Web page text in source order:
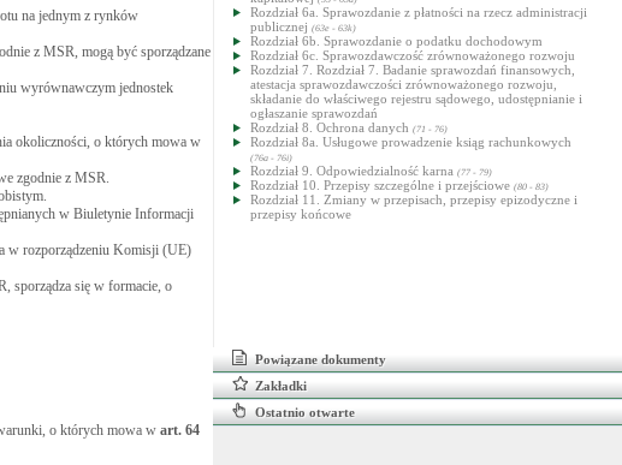
na jednym z rynków
z MSR, mogą być sporządzane
wyrównawczym jednostek
okoliczności, o których mowa w
zgodnie z MSR.
w Biuletynie Informacji
w rozporządzeniu Komisji (UE)
sporządza się w formacie, o
o których mowa w art. 64
Rozdział 6a. Sprawozdanie z płatności na rzecz administracji
publicznej (63e - 63k)
Rozdział 6b. Sprawozdanie o podatku dochodowym
Rozdział 6c. Sprawozdawczość zrównoważonego rozwoju
Rozdział 7. Rozdział 7. Badanie sprawozdań finansowych,
atestacja sprawozdawczości zrównoważonego rozwoju,
składanie do właściwego rejestru sądowego, udostępnianie i
ogłaszanie sprawozdań
Rozdział 8. Ochrona danych (71 - 76)
Rozdział 8a. Usługowe prowadzenie ksiąg rachunkowych
(76a - 76i)
Rozdział 9. Odpowiedzialność karna (77 - 79)
Rozdział 10. Przepisy szczególne i przejściowe (80 - 83)
Rozdział 11. Zmiany w przepisach, przepisy epizodyczne i
przepisy końcowe
Powiązane dokumenty
Zakładki
Ostatnio otwarte